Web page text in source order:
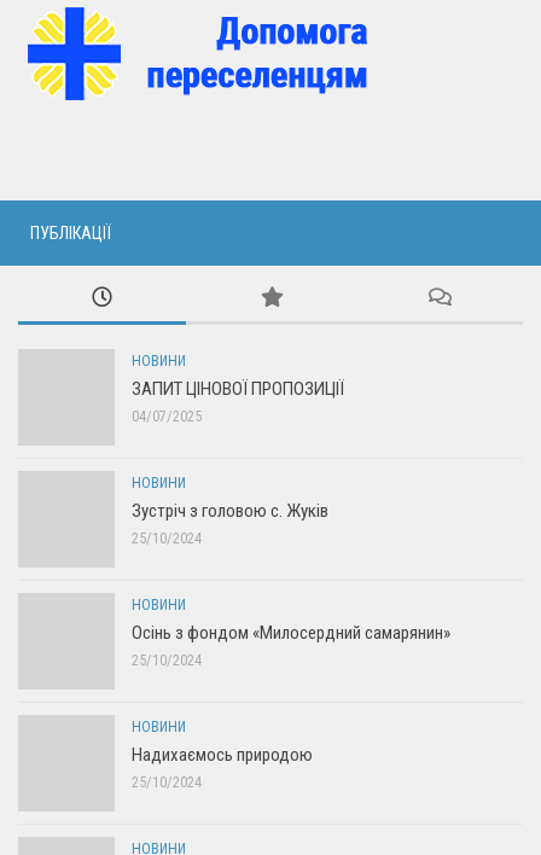
ПУБЛІКАЦІЇ
НОВИНИ
ЗАПИТ ЦІНОВОЇ ПРОПОЗИЦІЇ
04/07/2025
НОВИНИ
Зустріч з головою с. Жуків
25/10/2024
НОВИНИ
Осінь з фондом «Милосердний самарянин»
25/10/2024
НОВИНИ
Надихаємось природою
25/10/2024
НОВИНИ